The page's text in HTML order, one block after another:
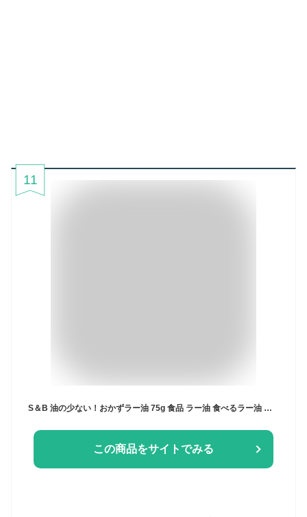
11
S＆B 油の少ない！おかずラー油 75g 食品 ラー油 食べるラー油 調味料 ご飯のお供 おかず
この商品をサイトでみる